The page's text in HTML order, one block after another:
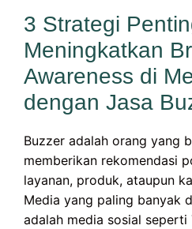
3 Strategi
Meningkatkan
Awareness di
dengan Jasa
Buzzer adalah orang yang
memberikan rekomendasi
layanan, produk, ataupun
Media yang paling banyak
adalah media sosial